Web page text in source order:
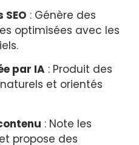
: Génère des
optimisées avec les
par IA : Produit des
et orientés
: Note les
propose des